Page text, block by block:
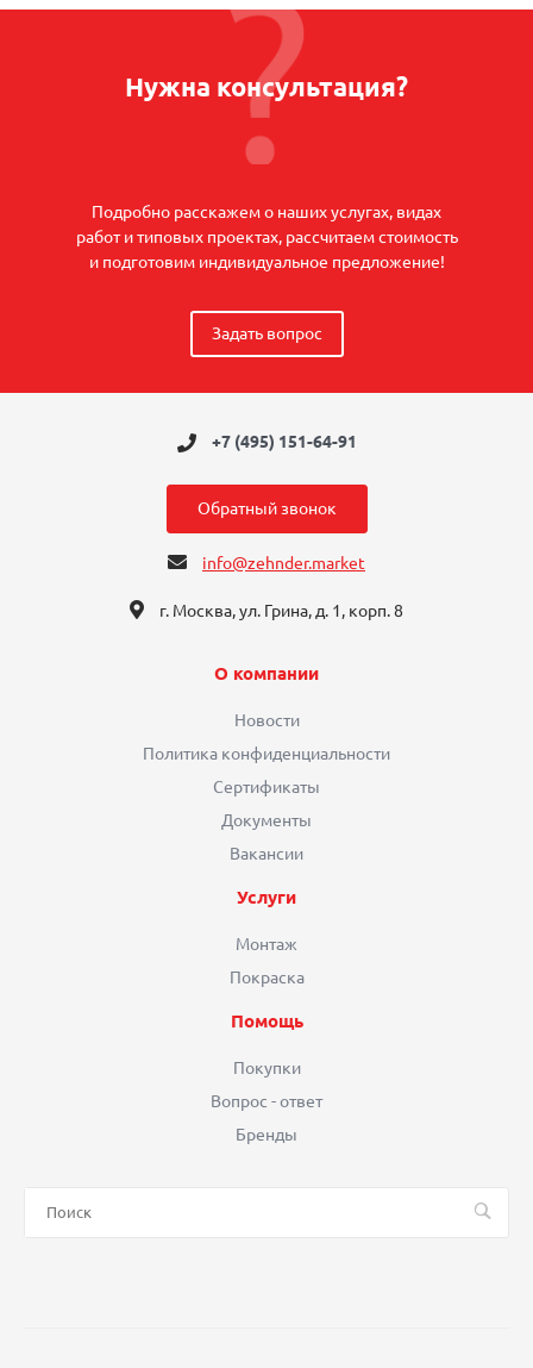
Нужна консультация?
Подробно расскажем о наших услугах, видах
работ и типовых проектах, рассчитаем стоимость
и подготовим индивидуальное предложение!
Задать вопрос
+7 (495) 151-64-91
Обратный звонок
info@zehnder.market
г. Москва, ул. Грина, д. 1, корп. 8
О компании
Новости
Политика конфиденциальности
Сертификаты
Документы
Вакансии
Услуги
Монтаж
Покраска
Помощь
Покупки
Вопрос - ответ
Бренды